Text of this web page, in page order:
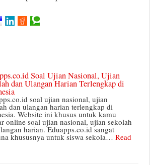
Soal Ujian Nasional, Ujian
dan Ulangan Harian Terlengkap di
soal ujian nasional, ujian
dan ulangan harian terlengkap di
Website ini khusus untuk kamu
online soal ujian nasional, ujian sekolah
harian. Eduapps.co.id sangat
khususnya untuk siswa sekola… Read